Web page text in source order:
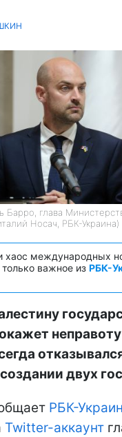
Барро, глава
Носач, РБК-Украина)
хаос международных
важное из РБК-
двух
РБК-
Twitter-аккаунт